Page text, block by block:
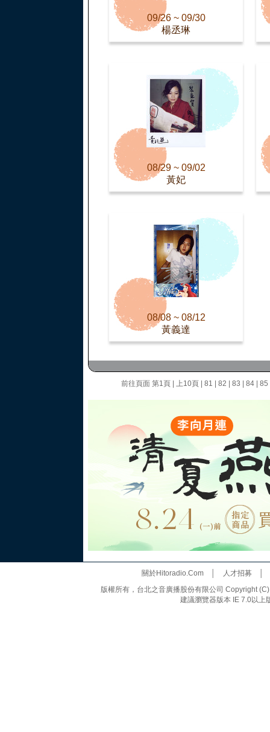
09/26 ~ 09/30
楊丞琳
08/29 ~ 09/02
黃妃
08/08 ~ 08/12
黃義達
前往頁面 第1頁 上10頁 81 82 83 84 85
關於Hitoradio.Com│ 人才招募
版權所有，台北之音廣播股份有限公司 Copyright
建議瀏覽器版本 IE 7.0以上